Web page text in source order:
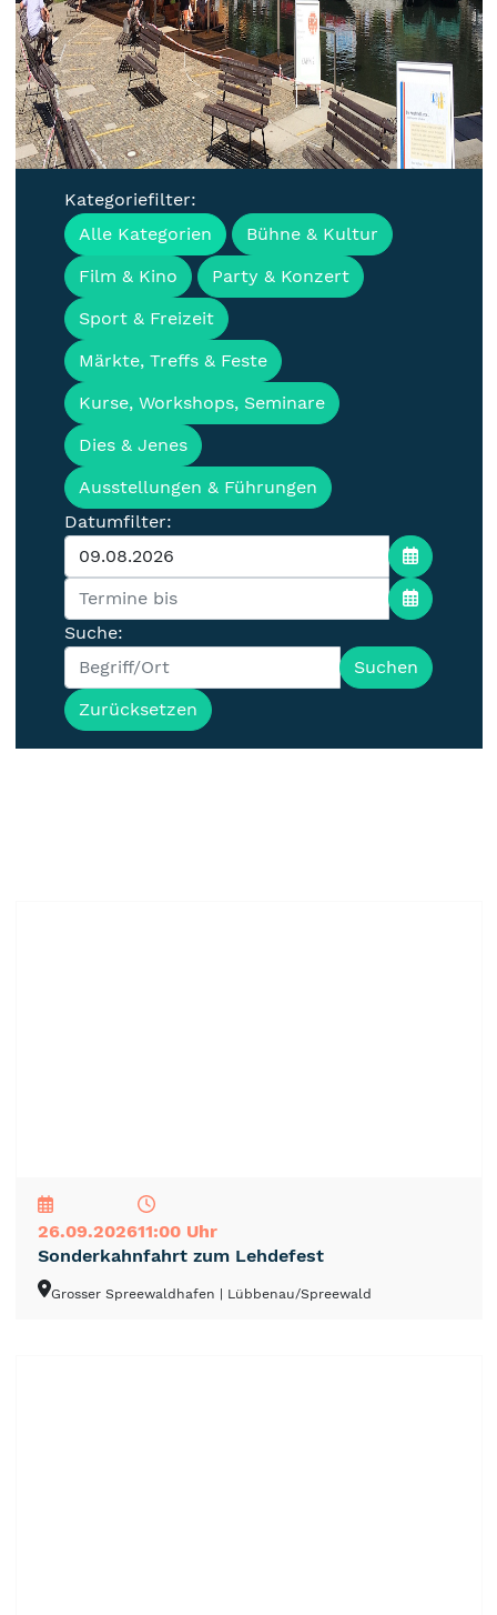
Termine, Veranstaltungen
und Events für
Lübbenau/Spreewald
Kategoriefilter:
Alle Kategorien
Bühne & Kultur
Film & Kino
Party & Konzert
Sport & Freizeit
Märkte, Treffs & Feste
Kurse, Workshops, Seminare
Dies & Jenes
Ausstellungen & Führungen
Datumfilter:
Suche:
Suchen
Zurücksetzen
26.09.202611:00 Uhr
Sonderkahnfahrt zum Lehdefest
Grosser Spreewaldhafen | Lübbenau/Spreewald